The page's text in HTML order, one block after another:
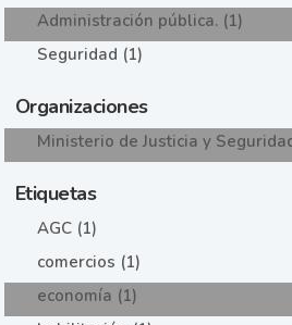
Administración pública. (1)
Seguridad (1)
Organizaciones
Ministerio de Justicia y
Etiquetas
AGC (1)
comercios (1)
economía (1)